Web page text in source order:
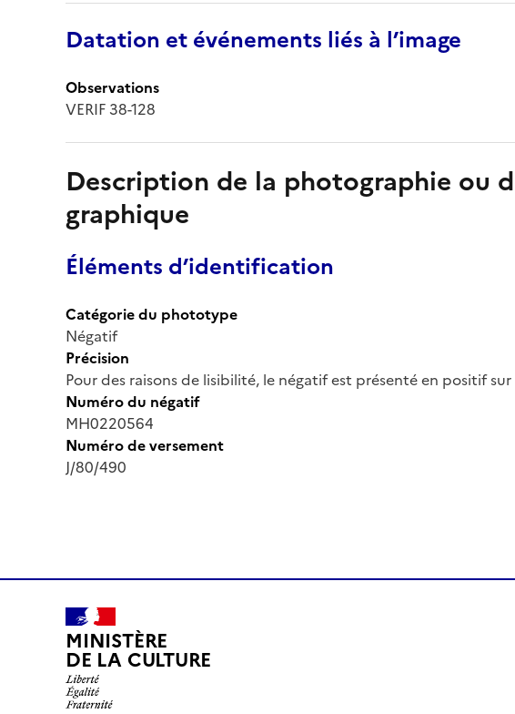
Datation et événements liés à l’image
Observations
VERIF 38-128
Description de la photographie ou
graphique
Éléments d’identification
Catégorie du phototype
Négatif
Précision
Pour des raisons de lisibilité, le négatif est présenté en positif
Numéro du négatif
MH0220564
Numéro de versement
J/80/490
MINISTÈRE
DE LA CULTURE